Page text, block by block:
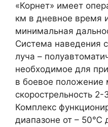
«Корнет» имеет
км в дневное время
минимальная
Система наведения
луча –
необходимое для
в боевое положение
скорострельность
Комплекс
диапазоне от –